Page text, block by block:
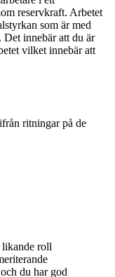
reservkraft. Arbetet
som är med
Det innebär att du är
vilket innebär att
ritningar på de
likande roll
du har god